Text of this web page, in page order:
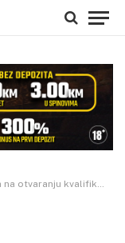
kvalifikacionog turnira